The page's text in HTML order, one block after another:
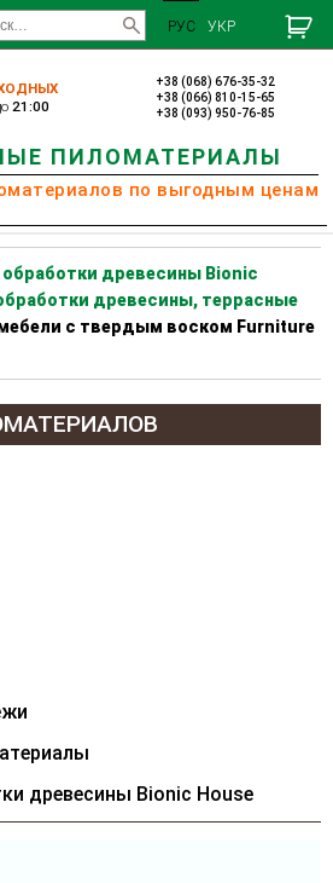
РУС УКР
21:00
+38 (068) 676-35-32
+38 (066) 810-15-65
+38 (093) 950-76-85
ПИЛОМАТЕРИАЛЫ
по выгодным ценам
древесины Bionic
древесины, террасные
с твердым воском Furniture
древесины Bionic House